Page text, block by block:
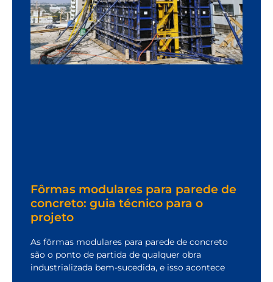
Fôrmas modulares para parede de
concreto: guia técnico para o
projeto
As fôrmas modulares para parede de concreto
são o ponto de partida de qualquer obra
industrializada bem-sucedida, e isso acontece